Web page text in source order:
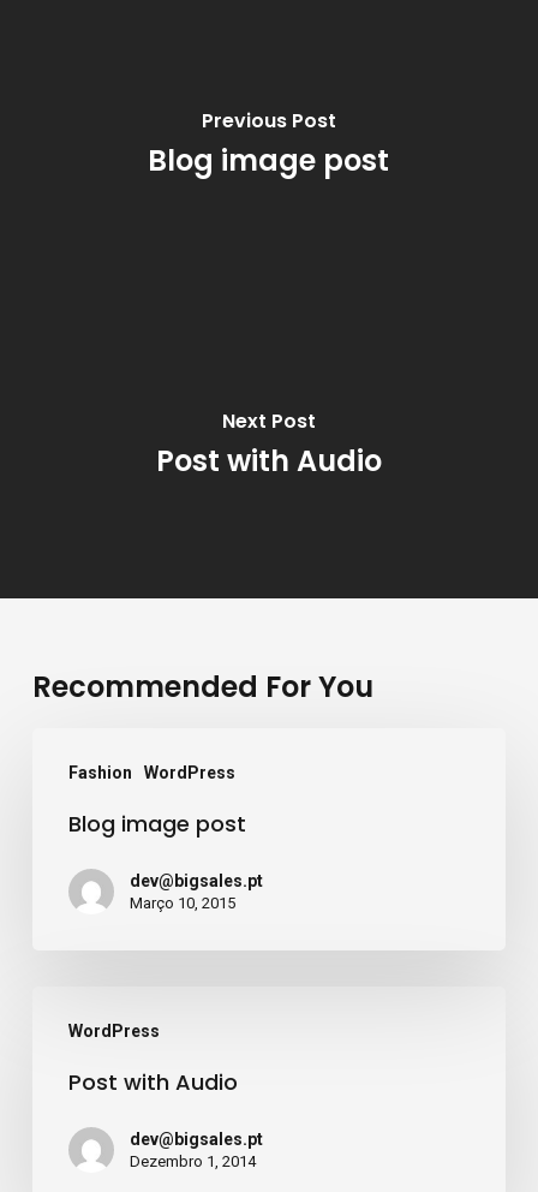
Previous Post
Blog image post
Next Post
Post with Audio
Recommended For You
Fashion WordPress
image
postBlog image post
dev@bigsales.pt
Março 10, 2015
WordPress
with
AudioPost with Audio
dev@bigsales.pt
Dezembro 1, 2014